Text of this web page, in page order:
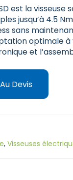
2ème
Le
passe
des
est la visseuse
jusqu’à 4.5
sans
optimale
et
Devis
, Visseuses